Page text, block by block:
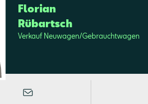
Flo­ri­an
Rü­bartsch
Ver­kauf Neu­wa­gen/Ge­braucht­wa­gen